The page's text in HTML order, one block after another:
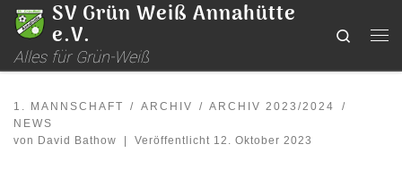
Zum Inhalt springen
SV Grün Weiß Annahütte
e.V.
Alles für Grün-Weiß
Search
1. MANNSCHAFT ARCHIV
ARCHIV 2023/2024
NEWS
von David Bathow Veröffentlicht 12. Oktober 2023